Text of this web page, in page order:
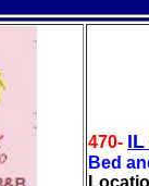
470- IL
Bed